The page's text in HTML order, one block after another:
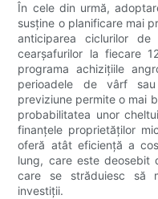
În cele din urmă,
susține o planificare mai
anticiparea ciclurilor
cearșafurilor la fiecare
programa achizițiile
perioadele de vârf
previziune permite o mai
probabilitatea unor
finanțele proprietăților
oferă atât eficiență a
lung, care este deosebit
care se străduiesc să
investiții.